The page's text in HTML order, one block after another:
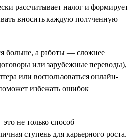
рассчитывает налог и формирует
вносить каждую полученную
больше, а работы — сложнее
или зарубежные переводы),
или воспользоваться онлайн-
избежать ошибок
не только способ
ступень для карьерного роста.